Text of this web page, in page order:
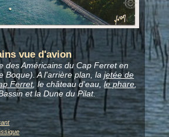
vue d'avion
des Américains du Cap Ferret en
Boque). A l'arrière plan, lajetée de
Ferret, le château d'eau,le phare,
et la Dune du Pilat.